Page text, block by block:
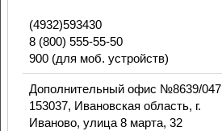
(4932)593430
8 (800) 555-55-50
900 (для моб. устройств)
Дополнительный офис №8639/047
153037, Ивановская область, г.
Иваново, улица 8 марта, 32